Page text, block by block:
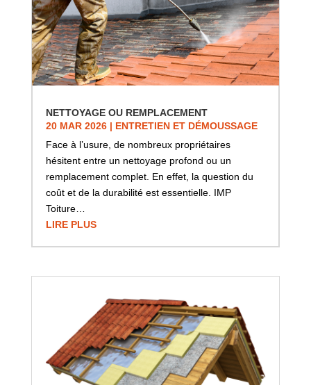
NETTOYAGE OU REMPLACEMENT
20 MAR 2026| ENTRETIEN ET DÉMOUSSAGE
Face à l’usure, de nombreux propriétaires
hésitent entre un nettoyage profond ou un
remplacement complet. En effet, la question du
coût et de la durabilité est essentielle. IMP
Toiture…
LIRE PLUS